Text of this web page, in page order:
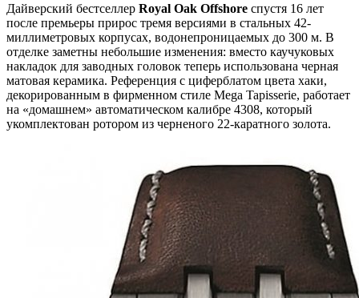
Дайверский бестселлер Royal Oak Offshore спустя 16 лет
после премьеры прирос тремя версиями в стальных 42-
миллиметровых корпусах, водонепроницаемых до 300 м. В
отделке заметны небольшие изменения: вместо каучуковых
накладок для заводных головок теперь использована черная
матовая керамика. Референция с циферблатом цвета хаки,
декорированным в фирменном стиле Mega Tapisserie, работает
на «домашнем» автоматическом калибре 4308, который
укомплектован ротором из черненого 22-каратного золота.